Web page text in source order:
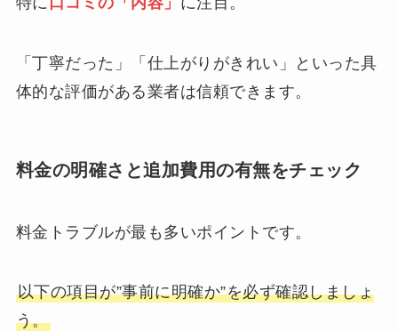
「丁寧だった」「仕上がりがきれい」といった具
体的な評価がある業者は信頼できます。
料金の明確さと追加費用の有無をチェック
料金トラブルが最も多いポイントです。
以下の項目が”事前に明確か”を必ず確認しましょ
う。